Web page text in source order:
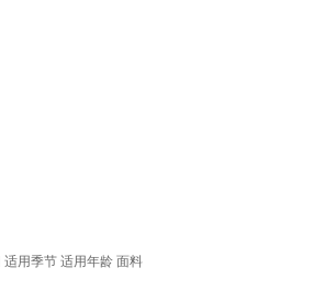
适用季节 适用年龄 面料